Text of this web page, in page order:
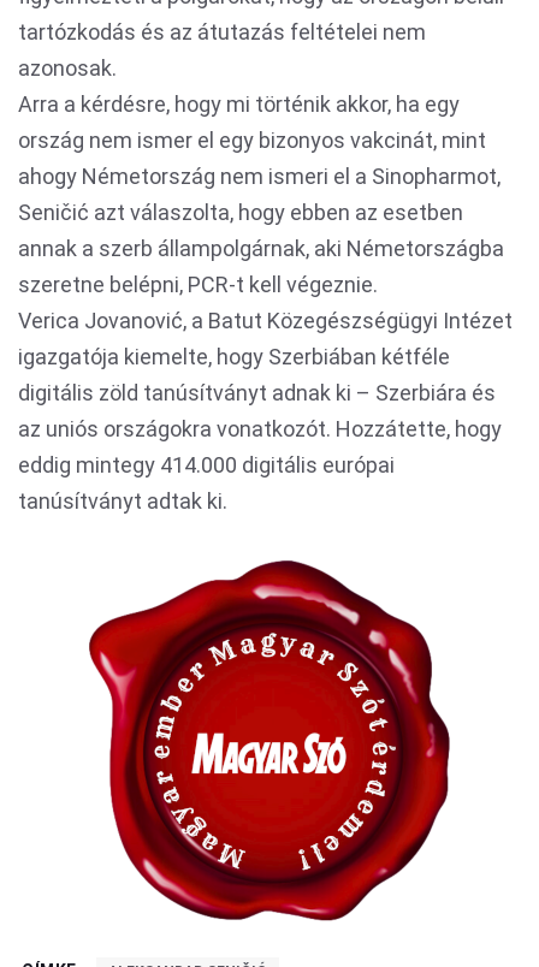
tartózkodás és az átutazás feltételei nem
azonosak.
Arra a kérdésre, hogy mi történik akkor, ha egy
ország nem ismer el egy bizonyos vakcinát, mint
ahogy Németország nem ismeri el a Sinopharmot,
Seničić azt válaszolta, hogy ebben az esetben
annak a szerb állampolgárnak, aki Németországba
szeretne belépni, PCR-t kell végeznie.
Verica Jovanović, a Batut Közegészségügyi Intézet
igazgatója kiemelte, hogy Szerbiában kétféle
digitális zöld tanúsítványt adnak ki – Szerbiára és
az uniós országokra vonatkozót. Hozzátette, hogy
eddig mintegy 414.000 digitális európai
tanúsítványt adtak ki.